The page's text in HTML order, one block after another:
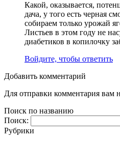
Какой, оказывается,
дача, у того есть черная
собираем только урожай
Листьев в этом году не
диабетиков в копилочку
Войдите, чтобы ответить
Добавить комментарий
Для отправки комментария вам
Поиск по названию
Поиск:
Рубрики